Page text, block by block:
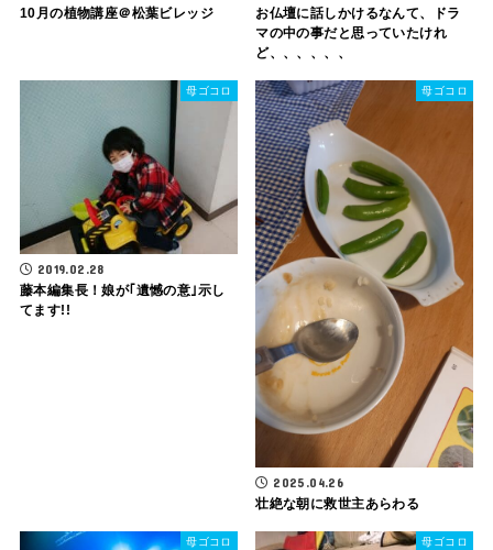
10月の植物講座＠松葉ビレッジ
お仏壇に話しかけるなんて、ドラ
マの中の事だと思っていたけれ
ど、、、、、、
母ゴコロ
2019.02.28
藤本編集長！娘が｢遺憾の意｣示し
てます!!
母ゴコロ
2025.04.26
壮絶な朝に救世主あらわる
母ゴコロ 母ゴコロ